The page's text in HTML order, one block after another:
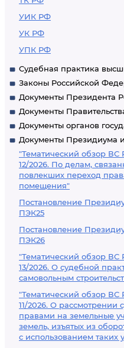
УИК РФ
УК РФ
УПК РФ
Судебная практика
Законы Российской
Документы Президента
Документы
Документы органов
Документы Президиума
"Тематический обзор
12/2026. По делам,
повлекших переход
помещения"
Постановление
ПЭК25
Постановление
ПЭК26
"Тематический обзор
13/2026. О судебной
самовольным
"Тематический обзор
11/2026. О рассмотрении
правами на земельные
земель, изъятых из
с использованием таких